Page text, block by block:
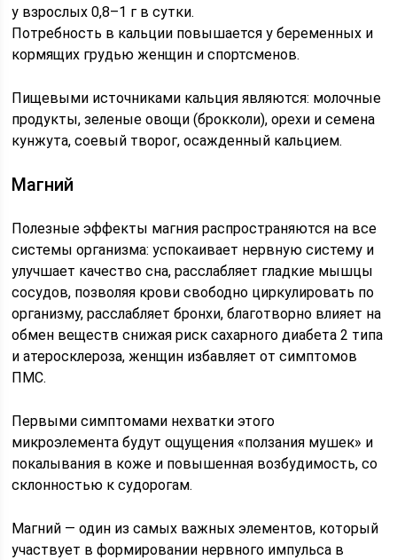
у взрослых 0,8–1 г в сутки.
Потребность в кальции повышается у беременных и
кормящих грудью женщин и спортсменов.⠀
Пищевыми источниками кальция являются: молочные
продукты, зеленые овощи (брокколи), орехи и семена
кунжута, соевый творог, осажденный кальцием.
Магний
Полезные эффекты магния распространяются на все
системы организма: успокаивает нервную систему и
улучшает качество сна, расслабляет гладкие мышцы
сосудов, позволяя крови свободно циркулировать по
организму, расслабляет бронхи, благотворно влияет на
обмен веществ снижая риск сахарного диабета 2 типа
и атеросклероза, женщин избавляет от симптомов
ПМС.
Первыми симптомами нехватки этого
микроэлемента будут ощущения «ползания мушек» и
покалывания в коже и повышенная возбудимость, со
склонностью к судорогам.
Магний — один из самых важных элементов, который
участвует в формировании нервного импульса в